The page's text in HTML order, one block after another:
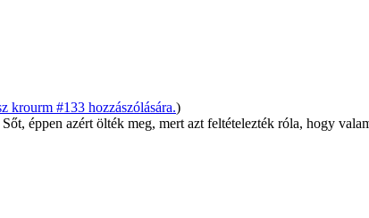
krourm #133 hozzászólására.)
éppen azért ölték meg, mert azt feltételezték róla, hogy